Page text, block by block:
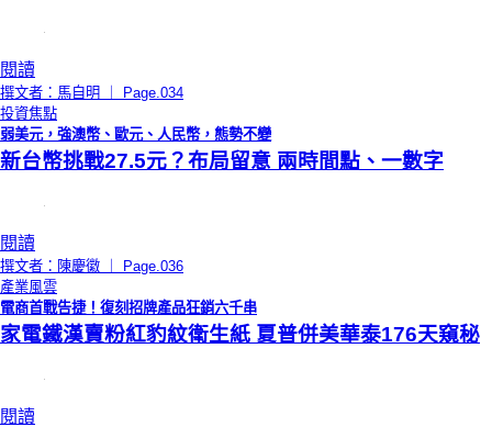
閱讀
撰文者：馬自明 ｜ Page.034
投資焦點
弱美元，強澳幣、歐元、人民幣，態勢不變
新台幣挑戰27.5元？布局留意 兩時間點、一數字
閱讀
撰文者：陳慶徽 ｜ Page.036
產業風雲
電商首戰告捷！復刻招牌產品狂銷六千串
家電鐵漢賣粉紅豹紋衛生紙 夏普併美華泰176天窺秘
閱讀